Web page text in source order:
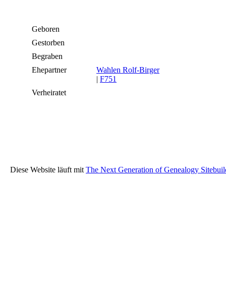
Geboren
Gestorben
Begraben
Ehepartner
Wahlen Rolf-Birger
| F751
Verheiratet
Diese Website läuft mit The Next Generation of Genealogy